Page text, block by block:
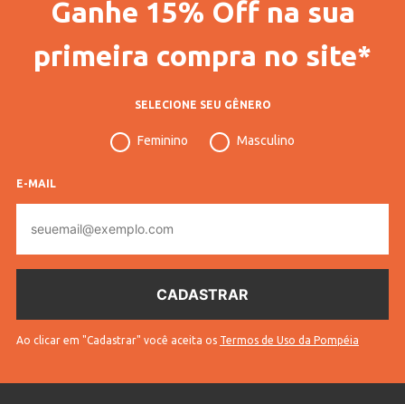
Gênero Feminino
Idade Adulto
Microfiba
Bege
Ganhe 15% Off na sua
primeira compra no site*
SELECIONE SEU GÊNERO
Feminino Masculino
E-MAIL
mail
Ao clicar em "Cadastrar" você aceita os Termos de Uso da Pompéia